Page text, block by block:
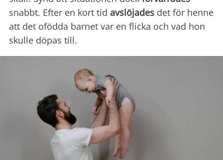
snabbt. Efter en kort tid avslöjades det för henne
att det ofödda barnet var en flicka och vad hon
skulle döpas till.